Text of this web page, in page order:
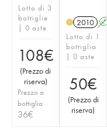
Lotto di 3
bottiglie
| 0 aste
108€
(Prezzo di
riserva)
Prezzo a
bottiglia
36€
2010 A
Lotto di 1
bottiglia
| 0 aste
50€
(Prezzo di
riserva)